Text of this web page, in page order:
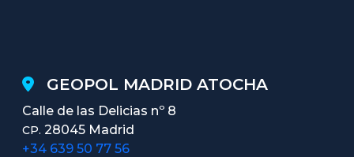
GEOPOL MADRID ATOCHA
Calle de las Delicias nº 8
CP. 28045 Madrid
+34 639 50 77 56